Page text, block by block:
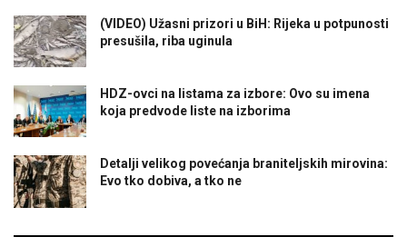
(VIDEO) Užasni prizori u BiH: Rijeka u potpunosti
presušila, riba uginula
HDZ-ovci na listama za izbore: Ovo su imena
koja predvode liste na izborima
Detalji velikog povećanja braniteljskih mirovina:
Evo tko dobiva, a tko ne